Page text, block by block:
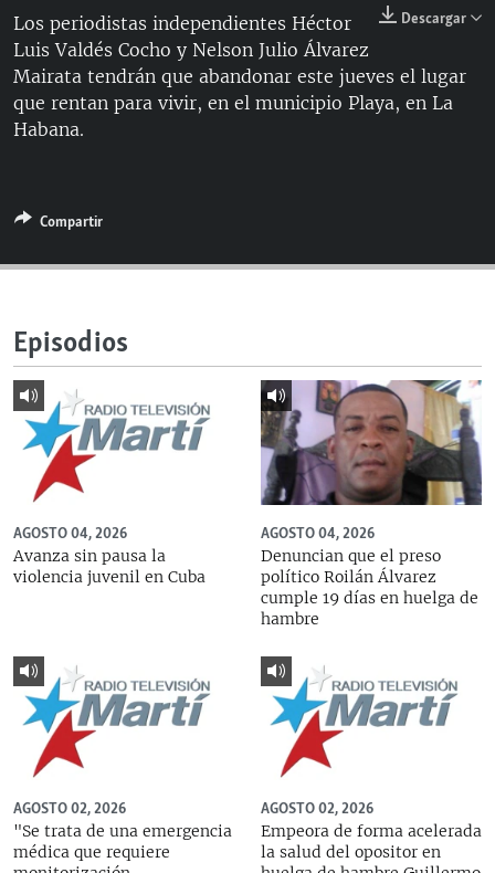
RADIO MARTÍ
ESPECIALES
ESPECIALES
LA REALIDAD DE LA VIVIENDA EN CUBA
KENTU-CUBANO
LA INVASIÓN DE RUSIA A UCRANIA
MULTIMEDIA
EDITORIALES
Descargar
Los periodistas independientes Héctor
Luis Valdés Cocho y Nelson Julio Álvarez
Mairata tendrán que abandonar este jueves el lugar
que rentan para vivir, en el municipio Playa, en La
Habana.
Compartir
Episodios
AGOSTO 04, 2026
Avanza sin pausa la
violencia juvenil en Cuba
AGOSTO 04, 2026
Denuncian que el preso
político Roilán Álvarez
cumple 19 días en huelga de
hambre
AGOSTO 02, 2026
"Se trata de una emergencia
médica que requiere
AGOSTO 02, 2026
Empeora de forma acelerada
la salud del opositor en